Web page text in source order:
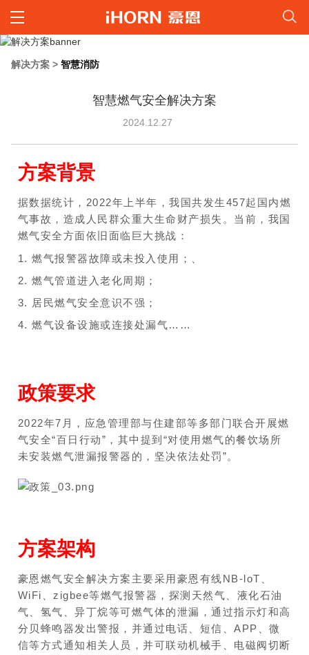
解决方案 > 智慧消防
智慧燃气安全解决方案
2024.12.27
方案背景
据数据统计，2022年上半年，我国共发生457起国内燃
气事故，造成人民群众重大生命财产损失。当前，我国
燃气安全方面依旧面临巨大挑战：
1. 燃气报警器故障或未投入使用；、
2. 燃气管道进入老化周期；
3. 居民燃气安全意识不强；
4. 燃气设备设施或连接处漏气……
政策要求
2022年7月，应急管理部与住建部等多部门联合开展燃
气安全“百日行动”，其中提到“对使用燃气的餐饮场所
未安装燃气泄漏报警器的，坚决依法处罚”。
方案架构
豪恩燃气安全解决方案主要采用豪恩有线NB-loT、
WiFi、zigbee等燃气报警器，探测天然气、液化石油
气、氢气、异丁烷等可燃气体的泄漏，通过指示灯和高
分贝蜂鸣器发出警报，并通过电话、短信、APP、微
信等方式通知相关人员，并可联动机械手、电磁阀切断